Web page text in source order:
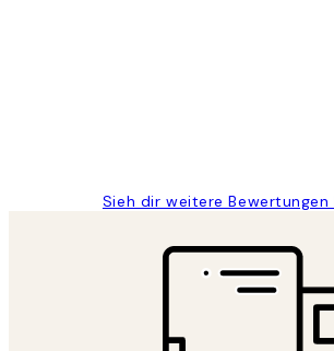
Sieh dir weitere Bewertungen